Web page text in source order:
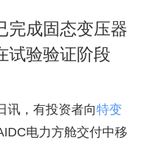
完成固态变压器
试验验证阶段
讯，有投资者向特变
电力方舱交付中移